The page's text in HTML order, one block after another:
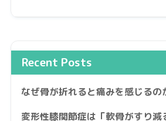
Recent Posts
なぜ骨が折れると痛みを感じるの
変形性膝関節症は「軟骨がすり減